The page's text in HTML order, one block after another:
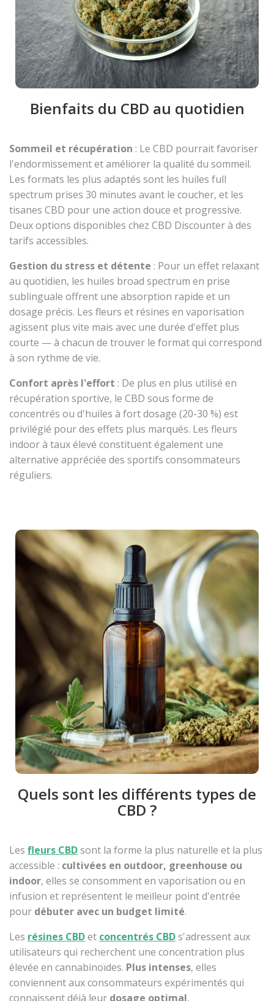
Bienfaits du CBD au quotidien
Sommeil et récupération : Le CBD pourrait favoriser
l'endormissement et améliorer la qualité du sommeil.
Les formats les plus adaptés sont les huiles full
spectrum prises 30 minutes avant le coucher, et les
tisanes CBD pour une action douce et progressive.
Deux options disponibles chez CBD Discounter à des
tarifs accessibles.
Gestion du stress et détente : Pour un effet relaxant
au quotidien, les huiles broad spectrum en prise
sublinguale offrent une absorption rapide et un
dosage précis. Les fleurs et résines en vaporisation
agissent plus vite mais avec une durée d'effet plus
courte — à chacun de trouver le format qui correspond
à son rythme de vie.
Confort après l'effort : De plus en plus utilisé en
récupération sportive, le CBD sous forme de
concentrés ou d'huiles à fort dosage (20-30 %) est
privilégié pour des effets plus marqués. Les fleurs
indoor à taux élevé constituent également une
alternative appréciée des sportifs consommateurs
réguliers.
Quels sont les différents types de
CBD ?
Les fleurs CBDsont la forme la plus naturelle et la plus
accessible : cultivées en outdoor, greenhouse ou
indoor, elles se consomment en vaporisation ou en
infusion et représentent le meilleur point d'entrée
pour débuter avec un budget limité.
Les résines CBDet concentrés CBDs'adressent aux
utilisateurs qui recherchent une concentration plus
élevée en cannabinoïdes. Plus intenses, elles
conviennent aux consommateurs expérimentés qui
connaissent déjà leur dosage optimal.